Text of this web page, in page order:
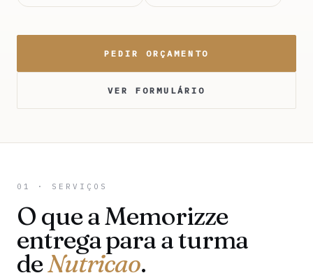
PEDIR ORÇAMENTO
VER FORMULÁRIO
01 · SERVIÇOS
O que a Memorizze
entrega para a turma
deNutricao.